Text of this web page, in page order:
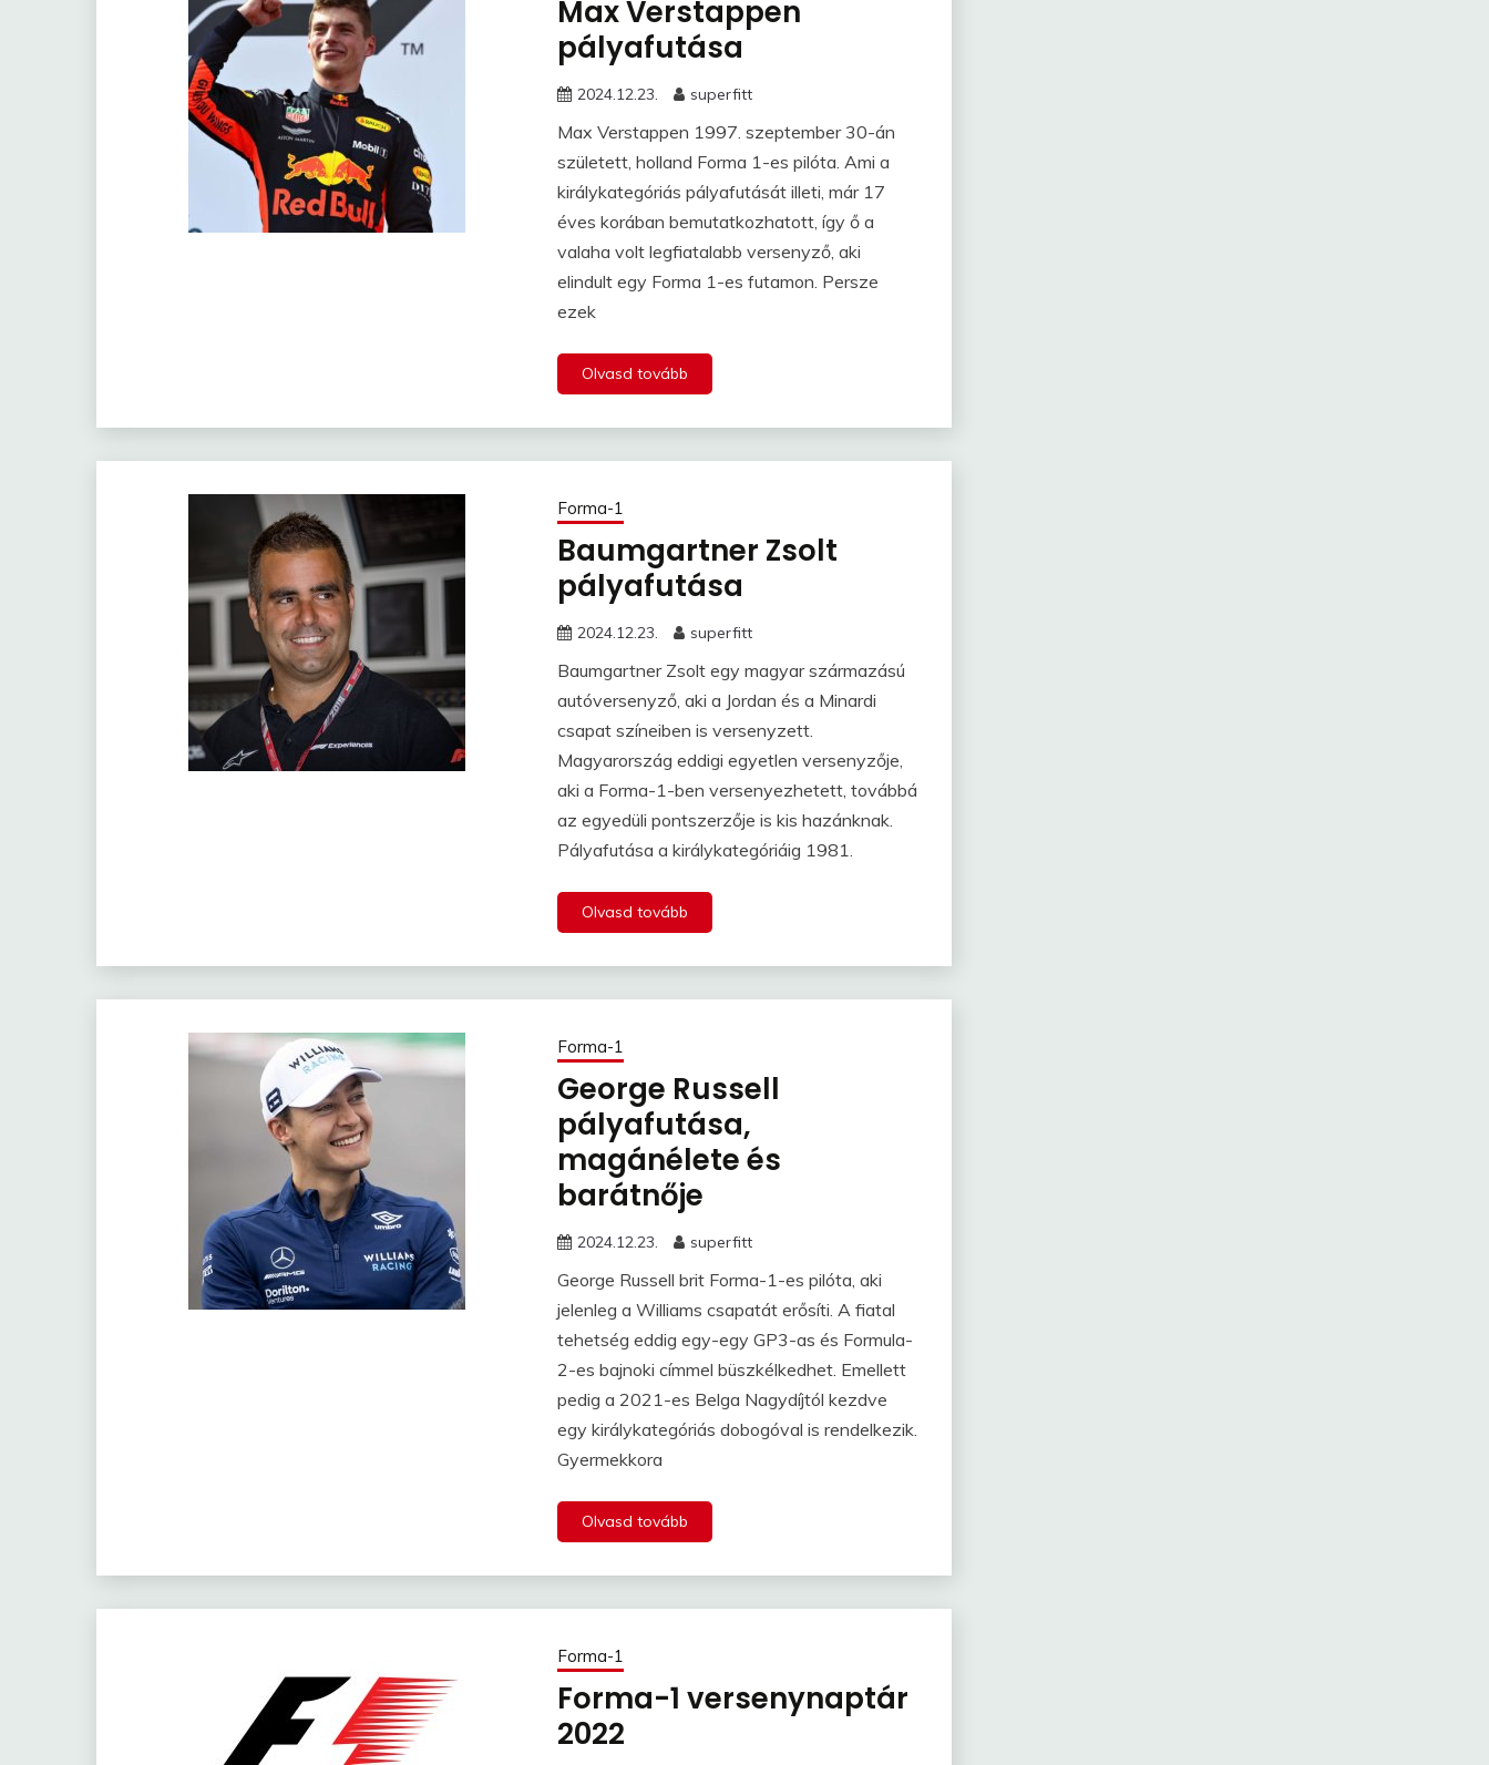
Max Verstappen
pályafutása
2024.12.23. superfitt
Max Verstappen 1997. szeptember 30-án
született, holland Forma 1-es pilóta. Ami a
királykategóriás pályafutását illeti, már 17
éves korában bemutatkozhatott, így ő a
valaha volt legfiatalabb versenyző, aki
elindult egy Forma 1-es futamon. Persze
ezek
Olvasd tovább
Forma-1
Baumgartner Zsolt
pályafutása
2024.12.23. superfitt
Baumgartner Zsolt egy magyar származású
autóversenyző, aki a Jordan és a Minardi
csapat színeiben is versenyzett.
Magyarország eddigi egyetlen versenyzője,
aki a Forma-1-ben versenyezhetett, továbbá
az egyedüli pontszerzője is kis hazánknak.
Pályafutása a királykategóriáig 1981.
Olvasd tovább
Forma-1
George Russell
pályafutása,
magánélete és
barátnője
2024.12.23. superfitt
George Russell brit Forma-1-es pilóta, aki
jelenleg a Williams csapatát erősíti. A fiatal
tehetség eddig egy-egy GP3-as és Formula-
2-es bajnoki címmel büszkélkedhet. Emellett
pedig a 2021-es Belga Nagydíjtól kezdve
egy királykategóriás dobogóval is rendelkezik.
Gyermekkora
Olvasd tovább
Forma-1
Forma-1 versenynaptár
2022